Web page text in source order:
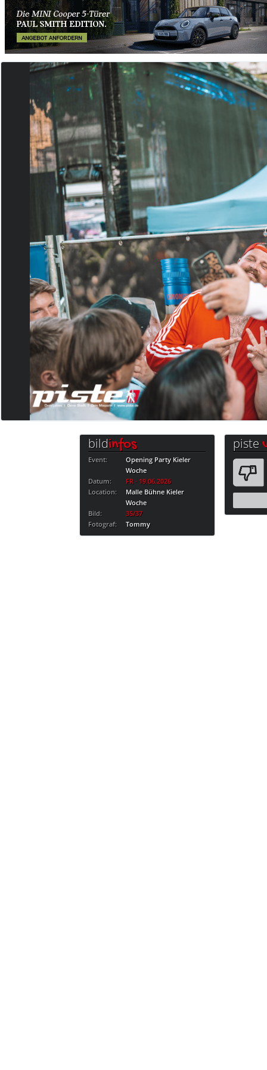
bildinfos
Event:
Opening Party Kieler
Woche
Datum:
FR · 19.06.2026
Location:
Malle Bühne Kieler
Woche
Bild:
35/37
Fotograf:
Tommy
piste